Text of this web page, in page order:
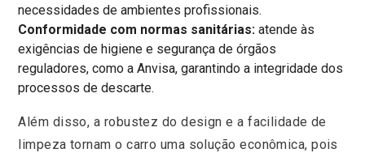
necessidades de ambientes profissionais.
Conformidade com normas sanitárias: atende às
exigências de higiene e segurança de órgãos
reguladores, como a Anvisa, garantindo a integridade dos
processos de descarte.
Além disso, a robustez do design e a facilidade de
limpeza tornam o carro uma solução econômica, pois